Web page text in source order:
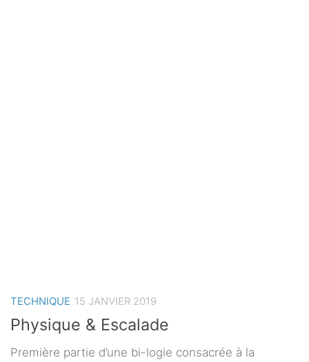
TECHNIQUE 15 JANVIER 2019
Physique & Escalade
Première partie d’une bi-logie consacrée à la